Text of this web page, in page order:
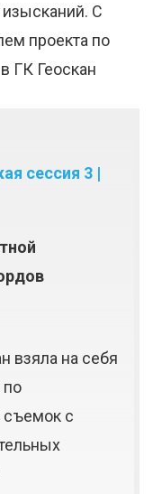
С
проекта по
ГК Геоскан
сессия 3 |
взяла на себя
по
с